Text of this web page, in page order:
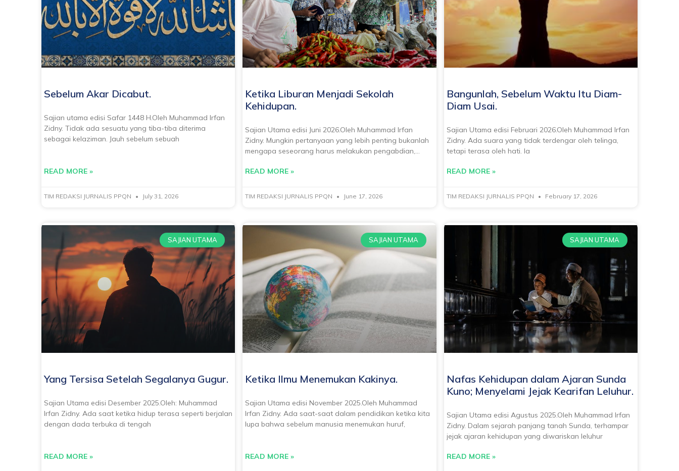
Sebelum Akar Dicabut.
Sajian utama edisi Safar 1448 H.Oleh Muhammad Irfan
Zidny. Tidak ada sesuatu yang tiba-tiba diterima
sebagai kelaziman. Jauh sebelum sebuah
READ MORE »
TIM REDAKSI JURNALIS PPQN July 31, 2026
Ketika Liburan Menjadi Sekolah
Kehidupan.
Sajian Utama edisi Juni 2026.Oleh Muhammad Irfan
Zidny. Mungkin pertanyaan yang lebih penting bukanlah
mengapa seseorang harus melakukan pengabdian,
READ MORE »
TIM REDAKSI JURNALIS PPQN June 17, 2026
Bangunlah, Sebelum Waktu Itu Diam-
Diam Usai.
Sajian Utama edisi Februari 2026.Oleh Muhammad Irfan
Zidny. Ada suara yang tidak terdengar oleh telinga,
tetapi terasa oleh hati. Ia
READ MORE »
TIM REDAKSI JURNALIS PPQN February 17, 2026
SAJIAN UTAMA
Yang Tersisa Setelah Segalanya Gugur.
Sajian Utama edisi Desember 2025.Oleh: Muhammad
Irfan Zidny. Ada saat ketika hidup terasa seperti berjalan
dengan dada terbuka di tengah
READ MORE »
SAJIAN UTAMA
Ketika Ilmu Menemukan Kakinya.
Sajian Utama edisi November 2025.Oleh Muhammad
Irfan Zidny. Ada saat-saat dalam pendidikan ketika kita
lupa bahwa sebelum manusia menemukan huruf,
READ MORE »
SAJIAN UTAMA
Nafas Kehidupan dalam Ajaran Sunda
Kuno; Menyelami Jejak Kearifan Leluhur.
Sajian Utama edisi Agustus 2025.Oleh Muhammad Irfan
Zidny. Dalam sejarah panjang tanah Sunda, terhampar
jejak ajaran kehidupan yang diwariskan leluhur
READ MORE »